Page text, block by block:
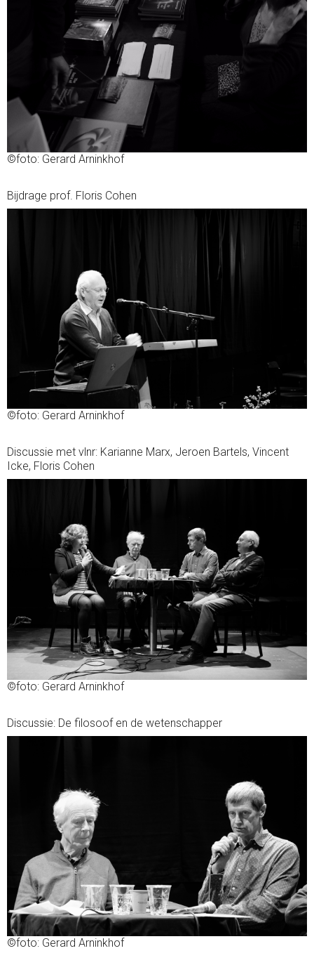
©foto: Gerard Arninkhof
Bijdrage prof. Floris Cohen
©foto: Gerard Arninkhof
Discussie met vlnr: Karianne Marx, Jeroen Bartels, Vincent
Icke, Floris Cohen
©foto: Gerard Arninkhof
Discussie: De filosoof en de wetenschapper
©foto: Gerard Arninkhof